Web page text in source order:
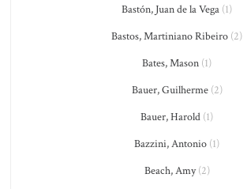
Bastón, Juan de la Vega (1)
Bastos, Martiniano Ribeiro (2)
Bates, Mason (1)
Bauer, Guilherme(2)
Bauer, Harold (1)
Bazzini, Antonio (1)
Beach, Amy(2)